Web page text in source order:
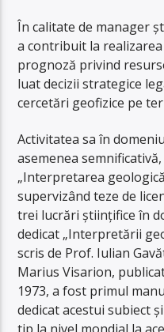
În calitate de manager
a contribuit la
prognoză privind
luat decizii strategice
cercetări geofizice pe
Activitatea sa în
asemenea
„Interpretarea
supervizând teze de
trei lucrări științifice în
dedicat „Interpretării
scris de Prof. Iulian
Marius Visarion,
1973, a fost primul
dedicat acestui subiect